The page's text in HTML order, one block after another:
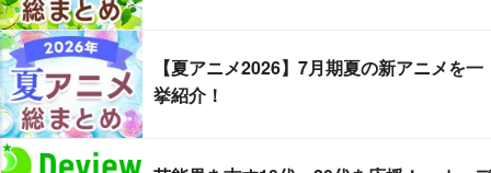
【夏アニメ2026】7月期夏の新アニメを一
挙紹介！